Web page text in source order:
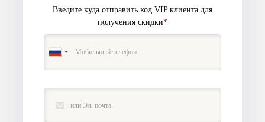
Введите куда отправить код VIP клиента для
получения скидки*